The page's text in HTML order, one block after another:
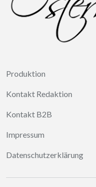
Produktion
Kontakt Redaktion
Kontakt B2B
Impressum
Datenschutzerklärung